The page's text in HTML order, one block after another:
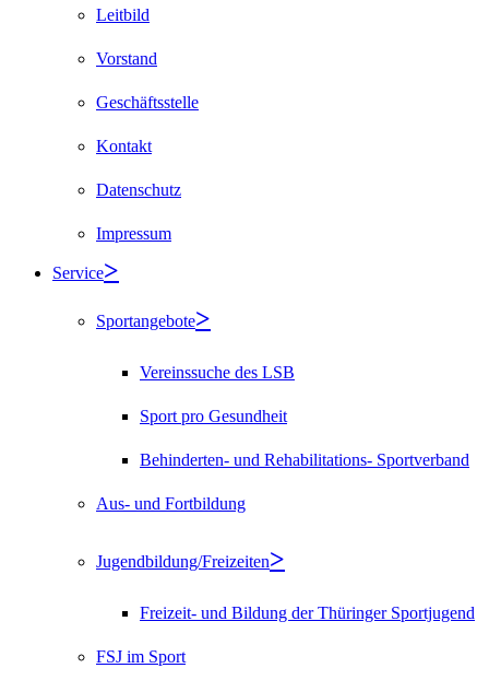
Leitbild
Vorstand
Geschäftsstelle
Kontakt
Datenschutz
Impressum
Service
Sportangebote
Vereinssuche des LSB
Sport pro Gesundheit
Behinderten- und Rehabilitations- Sportverband
Aus- und Fortbildung
Jugendbildung/Freizeiten
Freizeit- und Bildung der Thüringer Sportjugend
FSJ im Sport